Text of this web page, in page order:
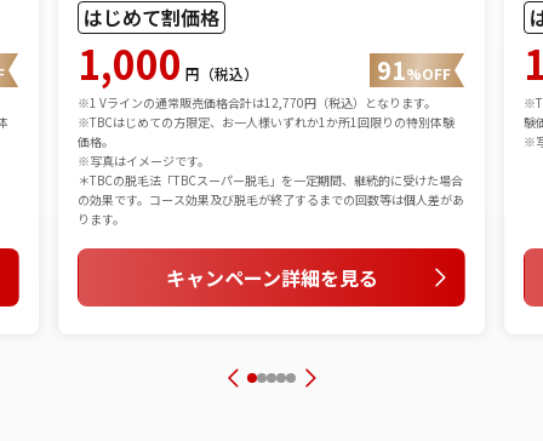
はじめて割価格
1,000 円（税込） 91%OFF
※1 Vラインの通常販売価格合計は12,770円（税込）となります。
※TBCはじめての方限定、お一人様いずれか1か所1回限りの特別体験
価格。
※写真はイメージです。
＊TBCの脱毛法「TBCスーパー脱毛」を一定期間、継続的に受けた場合
の効果です。コース効果及び脱毛が終了するまでの回数等は個人差があ
ります。
キャンペーン詳細を見る
験
※